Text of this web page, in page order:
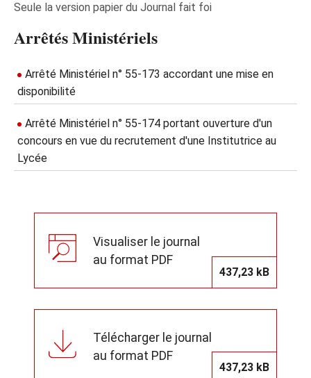
Seule la version papier du Journal fait foi
Arrêtés Ministériels
Arrêté Ministériel n° 55-173 accordant une mise en
disponibilité
Arrêté Ministériel n° 55-174 portant ouverture d'un
concours en vue du recrutement d'une Institutrice au
Lycée
Visualiser le journal
au format PDF
437,23 kB
Télécharger le journal
au format PDF
437,23 kB